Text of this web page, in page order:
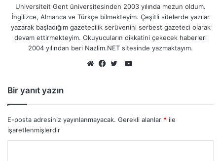
Universiteit Gent üniversitesinden 2003 yılında mezun oldum.
İngilizce, Almanca ve Türkçe bilmekteyim. Çeşitli sitelerde yazılar
yazarak başladığım gazetecilik serüvenini serbest gazeteci olarak
devam ettirmekteyim. Okuyucuların dikkatini çekecek haberleri
2004 yılından beri Nazlim.NET sitesinde yazmaktayım.
YouTube
Bir yanıt yazın
E-posta adresiniz yayınlanmayacak. Gerekli alanlar * ile
işaretlenmişlerdir